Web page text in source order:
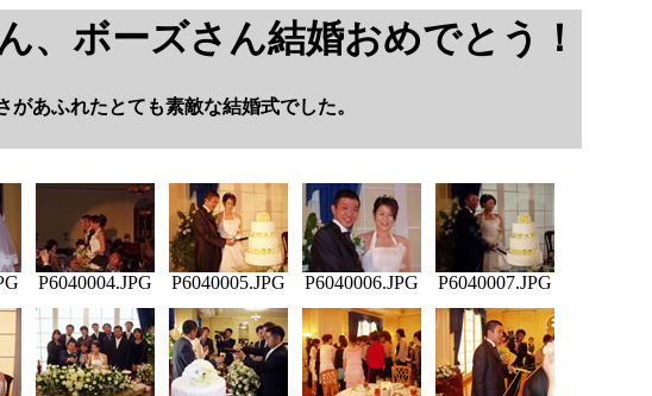
、ボーズさん結婚おめでとう！
があふれたとても素敵な結婚式でした。
P6040004.JPG P6040005.JPG P6040006.JPG P6040007.JPG